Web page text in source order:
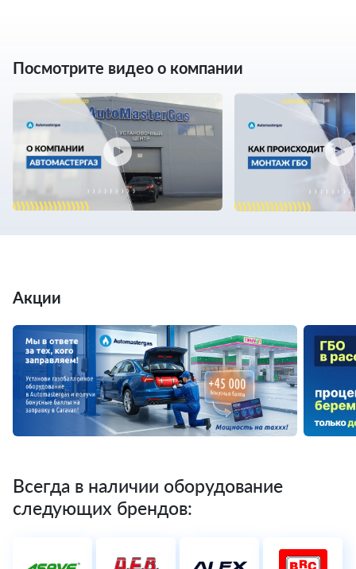
Посмотрите видео о компании
Акции
Всегда в наличии оборудование
следующих брендов: